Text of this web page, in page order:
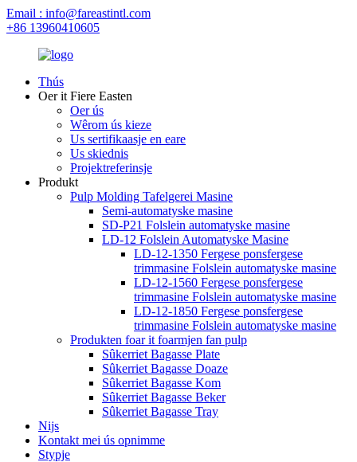
Email : info@fareastintl.com
+86 13960410605
Thús
Oer it Fiere Easten
Oer ús
Wêrom ús kieze
Us sertifikaasje en eare
Us skiednis
Projektreferinsje
Produkt
Pulp Molding Tafelgerei Masine
Semi-automatyske masine
SD-P21 Folslein automatyske masine
LD-12 Folslein Automatyske Masine
LD-12-1350 Fergese ponsfergese
trimmasine Folslein automatyske masine
LD-12-1560 Fergese ponsfergese
trimmasine Folslein automatyske masine
LD-12-1850 Fergese ponsfergese
trimmasine Folslein automatyske masine
Produkten foar it foarmjen fan pulp
Sûkerriet Bagasse Plate
Sûkerriet Bagasse Doaze
Sûkerriet Bagasse Kom
Sûkerriet Bagasse Beker
Sûkerriet Bagasse Tray
Nijs
Kontakt mei ús opnimme
Stypje